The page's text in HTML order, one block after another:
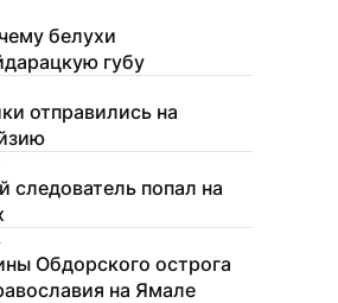
белухи
губу
отправились на
попал на
Обдорского острога
на Ямале